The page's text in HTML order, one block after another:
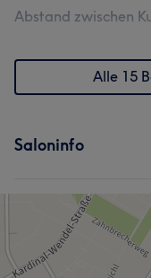
Abstand zwischen
Alle 15
Saloninfo